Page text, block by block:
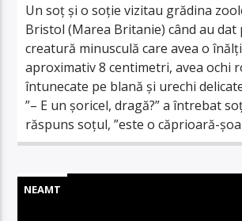
Un soț și o soție vizitau grădina
Bristol (Marea Britanie) când au dat
creatură minusculă care avea o
aproximativ 8 centimetri, avea ochi
întunecate pe blană și urechi
”– E un șoricel, dragă?” a întrebat
răspuns soțul, ”este o căprioară-
NEAMT